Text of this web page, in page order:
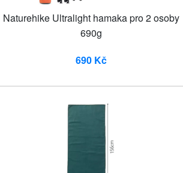
Naturehike Ultralight hamaka pro 2 osoby
690g
690 Kč